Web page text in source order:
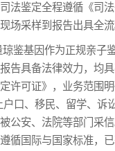
法鉴定全程遵循《司
场采样到报告出具全流
鉴基因作为正规亲子
告具备法律效力，均
许可证》，业务范围
户口、移民、留学、诉
公安、法院等部门采
循国际与国家标准，